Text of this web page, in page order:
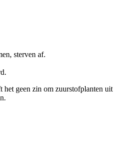
sterven af.
het geen zin om zuurstofplanten uit